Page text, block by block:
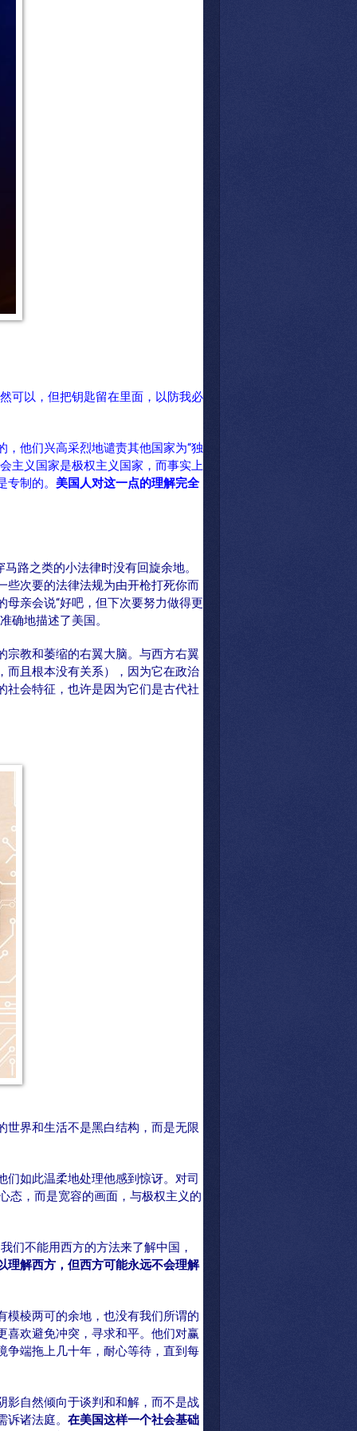
可以，但把钥匙留在里面，以防我必
他们兴高采烈地谴责其他国家为“独
主义国家是极权主义国家，而事实上
制的。 美国人对这一点的理解完全
路之类的小法律时没有回旋余地。
些次要的法律法规为由开枪打死你而
亲会说“好吧，但下次要努力做得更
确地描述了美国。
宗教和萎缩的右翼大脑。与西方右翼
而且根本没有关系），因为它在政治
社会特征，也许是因为它们是古代社
世界和生活不是黑白结构，而是无限
如此温柔地处理他感到惊讶。对司
态，而是宽容的画面，与极权主义的
们不能用西方的方法来了解中国，
理解西方 ， 但西方可能永远不会理解
模棱两可的余地，也没有我们所谓的
喜欢避免冲突，寻求和平。他们对赢
争端拖上几十年，耐心等待，直到每
影自然倾向于谈判和和解，而不是战
诸法庭。 在美国这样一个社会基础